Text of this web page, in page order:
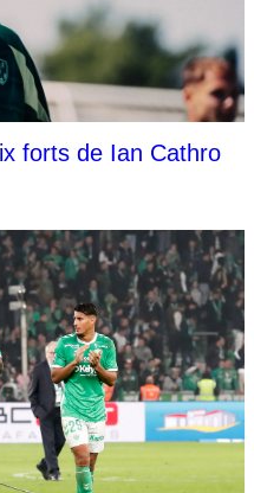
forts de Ian Cathro